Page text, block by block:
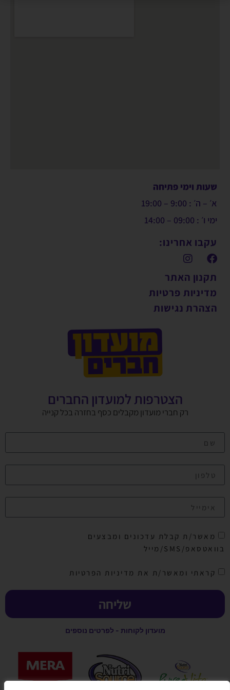
שעות וימי פתיחה
א׳ – ה׳ : 9:00 – 19:00
ימי ו׳ : 09:00 – 14:00
עקבו אחרינו:
תקנון האתר
מדיניות פרטיות
הצהרת נגישות
הצטרפות למועדון החברים
רק חברי מועדון מקבלים כסף בחזרה בכל קנייה
מאשר/ת קבלת עדכונים ומבצעים
בוואטסאפ/SMS/מייל
קראתי ומאשר/ת את מדיניות הפרטיות
שליחה
מועדון לקוחות - לפרטים נוספים